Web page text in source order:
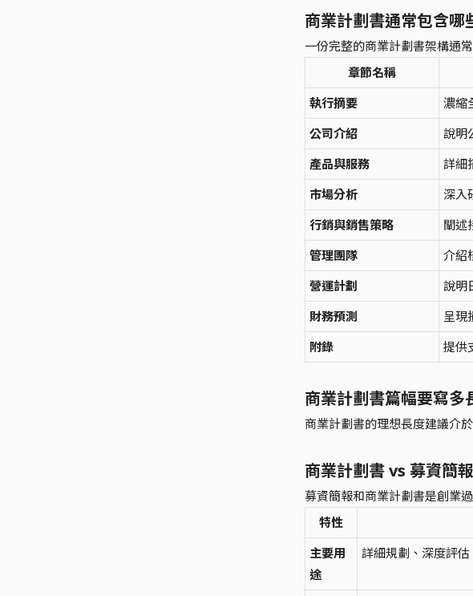
商業計劃書通常包含哪
一份完整的商業計劃書架構通
章節名稱
執行摘要
濃縮
公司介紹
說明
產品與服務
詳細
市場分析
深入
行銷與銷售策略
闡述
管理團隊
介紹
營運計劃
說明
財務預測
呈現
附錄
提供
商業計劃書篇幅要寫多
商業計劃書的理想長度建議介
商業計劃書 vs 募資簡
募資簡報和商業計劃書是創業
特性
主要用
途
詳細規劃、深度評